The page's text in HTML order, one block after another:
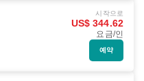
시작으로
US$ 344.62
요금/인
예약